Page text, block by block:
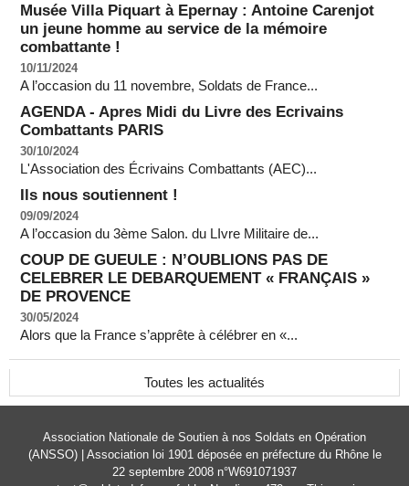
Musée Villa Piquart à Epernay : Antoine Carenjot
un jeune homme au service de la mémoire
combattante !
10/11/2024
A l’occasion du 11 novembre, Soldats de France...
AGENDA - Apres Midi du Livre des Ecrivains
Combattants PARIS
30/10/2024
L'Association des Écrivains Combattants (AEC)...
Ils nous soutiennent !
09/09/2024
A l’occasion du 3ème Salon. du LIvre Militaire de...
COUP DE GUEULE : N’OUBLIONS PAS DE
CELEBRER LE DEBARQUEMENT « FRANÇAIS »
DE PROVENCE
30/05/2024
Alors que la France s’apprête à célébrer en «...
Toutes les actualités
Association Nationale de Soutien à nos Soldats en Opération
(ANSSO) | Association loi 1901 déposée en préfecture du Rhône le
22 septembre 2008 n°W691071937